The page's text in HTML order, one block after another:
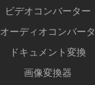
ビデオコンバーター
オーディオコンバータ
ドキュメント変換
画像変換器